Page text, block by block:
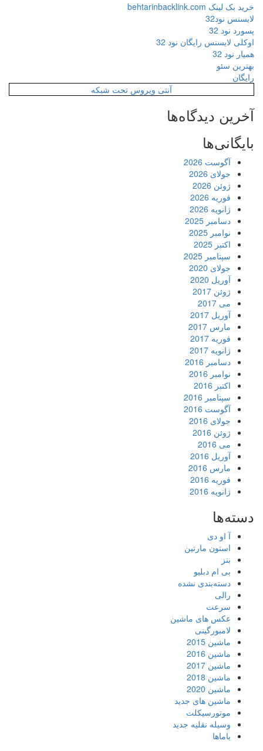
خرید بک لینک behtarinbacklink.com
لایسنس نود32
پسورد نود 32
اوکلی لایسنس رایگان نود 32
همیار نود 32
بهترین سئو
رایگان
آنتی ویروس تحت شبکه
آخرین دیدگاه‌ها
بایگانی‌ها
آگوست 2026
جولای 2026
ژوئن 2026
فوریه 2026
ژانویه 2026
دسامبر 2025
نوامبر 2025
اکتبر 2025
سپتامبر 2025
جولای 2020
آوریل 2020
ژوئن 2017
می 2017
آوریل 2017
مارس 2017
فوریه 2017
ژانویه 2017
دسامبر 2016
نوامبر 2016
اکتبر 2016
سپتامبر 2016
آگوست 2016
جولای 2016
ژوئن 2016
می 2016
آوریل 2016
مارس 2016
فوریه 2016
ژانویه 2016
دسته‌ها
آ او دی
استون مارتین
بنز
بی ام دبلیو
دسته‌بندی نشده
رالی
سرعت
عکس های ماشین
لامبورگینی
ماشین 2015
ماشین 2016
ماشین 2017
ماشین 2018
ماشین 2020
ماشین های جدید
موتورسیکلت
وسیله نقلیه جدید
یاماها